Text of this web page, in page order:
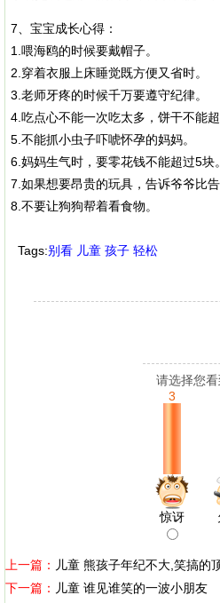
7、宝宝成长心得：
1.喂海鸥的时候要戴帽子。
2.穿着衣服上床睡觉既方便又省时。
3.老师牙疼的时候千万要遵守纪律。
4.吃点心不能一次吃太多，饼干不能
5.不能抓小虫子吓唬怀孕的妈妈。
6.妈妈生气时，要零花钱不能超过5块。
7.如果想要昂贵的玩具，告诉爷爷比告
8.不要让狗狗帮着看食物。
Tags:别看 儿童 孩子 轻松
请选择您
3
惊讶
上一篇： 儿童 熊孩子年纪不大,笑搞的
下一篇： 儿童 谁见谁笑的一波小朋友